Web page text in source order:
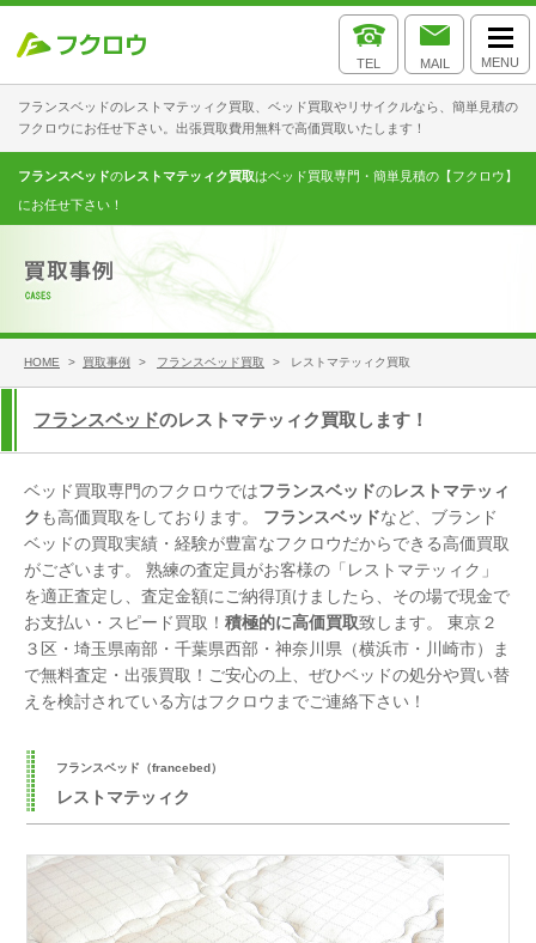
フランスベッドのレストマテッィク買取、ベッド買取やリサイクルなら、簡単見積の
フクロウにお任せ下さい。出張買取費用無料で高価買取いたします！
TEL MAIL MENU
フランスベッドのレストマテッィク買取はベッド買取専門・簡単見積の【フクロウ】
にお任せ下さい！
HOME > 買取事例 > フランスベッド買取 > レストマテッィク買取
フランスベッドのレストマテッィク買取します！
ベッド買取専門のフクロウではフランスベッドのレストマテッィ
ク も高価買取をしております。 フランスベッドなど、ブランド
ベッドの買取実績・経験が豊富なフクロウだからできる高価買取
がございます。 熟練の査定員がお客様の「レストマテッィク」
を適正査定し、査定金額にご納得頂けましたら、その場で現金で
お支払い・スピード買取！ 積極的に高価買取致します。 東京２
３区・埼玉県南部・千葉県西部・神奈川県（横浜市・川崎市）ま
で無料査定・出張買取！ご安心の上、ぜひベッドの処分や買い替
えを検討されている方はフクロウまでご連絡下さい！
フランスベッド（francebed）
レストマテッィク